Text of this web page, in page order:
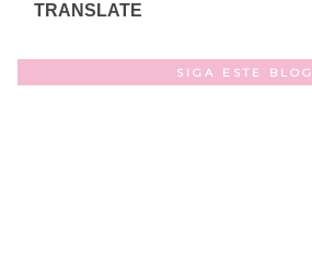
TRANSLATE
SIGA ESTE BLOG